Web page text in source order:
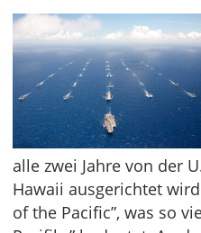
alle zwei Jahre von der
Hawaii ausgerichtet
of the Pacific”, was so